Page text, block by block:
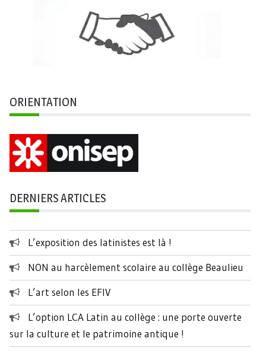
ORIENTATION
DERNIERS ARTICLES
L’exposition des latinistes est là !
NON au harcèlement scolaire au collège Beaulieu
L’art selon les EFIV
L’option LCA Latin au collège : une porte ouverte
sur la culture et le patrimoine antique !